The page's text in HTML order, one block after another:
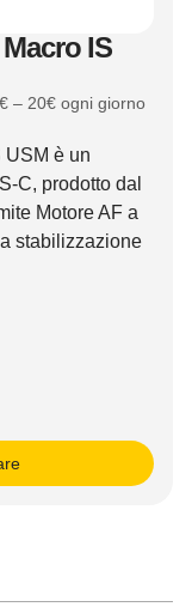
IS
– 20€ ogni giorno
USM è un
C, prodotto dal
Motore AF a
stabilizzazione